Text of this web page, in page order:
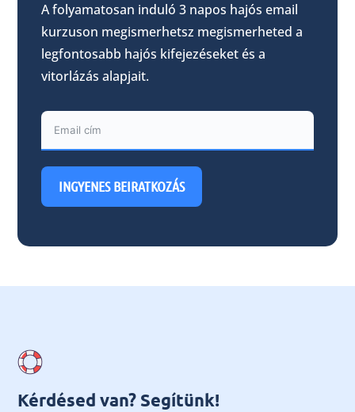
A folyamatosan induló 3 napos hajós email
kurzuson megismerhetsz megismerheted a
legfontosabb hajós kifejezéseket és a
vitorlázás alapjait.
INGYENES BEIRATKOZÁS
Kérdésed van? Segítünk!